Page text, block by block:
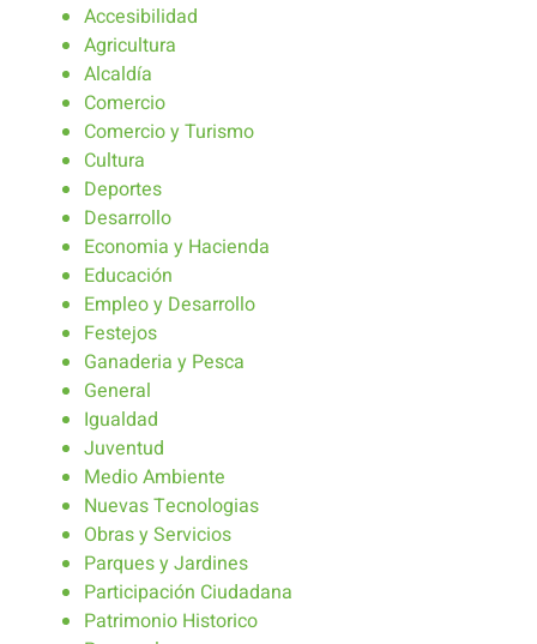
Accesibilidad
Agricultura
Alcaldía
Comercio
Comercio y Turismo
Cultura
Deportes
Desarrollo
Economia y Hacienda
Educación
Empleo y Desarrollo
Festejos
Ganaderia y Pesca
General
Igualdad
Juventud
Medio Ambiente
Nuevas Tecnologias
Obras y Servicios
Parques y Jardines
Participación Ciudadana
Patrimonio Historico